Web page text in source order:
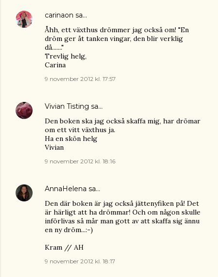
carinaon sa…
Åhh, ett växthus drömmer jag också om! "En
dröm ger åt tanken vingar, den blir verklig
då......."
Trevlig helg,
Carina
9 november 2012 kl. 17:57
Vivian Tisting sa…
Den boken ska jag också skaffa mig, har drömar
om ett vitt växthus ja.
Ha en skön helg
Vivian
9 november 2012 kl. 18:16
AnnaHelena sa…
Den där boken är jag också jättenyfiken på! Det
är härligt att ha drömmar! Och om någon skulle
införlivas så mår man gott av att skaffa sig ännu
en ny dröm...:-)
Kram // AH
9 november 2012 kl. 18:17